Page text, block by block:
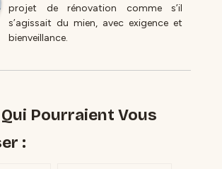
projet de rénovation comme s’il
s’agissait du mien, avec exigence et
bienveillance.
Pourraient Vous
: